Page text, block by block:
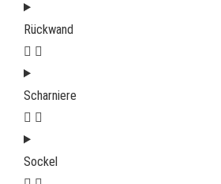
Rückwand
Scharniere
Sockel